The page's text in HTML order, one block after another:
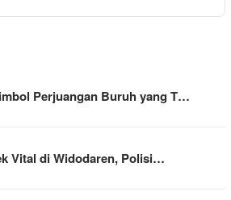
Perjuangan Buruh yang T…
Vital di Widodaren, Polisi…